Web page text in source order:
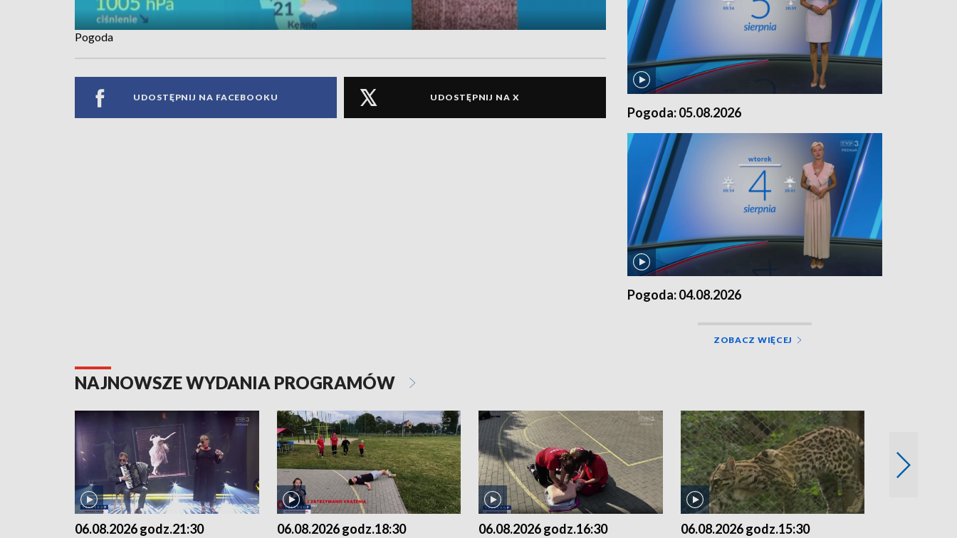
Pogoda
UDOSTĘPNIJ NA FACEBOOKU UDOSTĘPNIJ NA X
Pogoda: 05.08.2026
Pogoda: 04.08.2026
ZOBACZ WIĘCEJ
NAJNOWSZE WYDANIA PROGRAMÓW
06.08.2026 godz.21:30 06.08.2026 godz.18:30 06.08.2026 godz.16:30 06.08.2026 godz.15:30